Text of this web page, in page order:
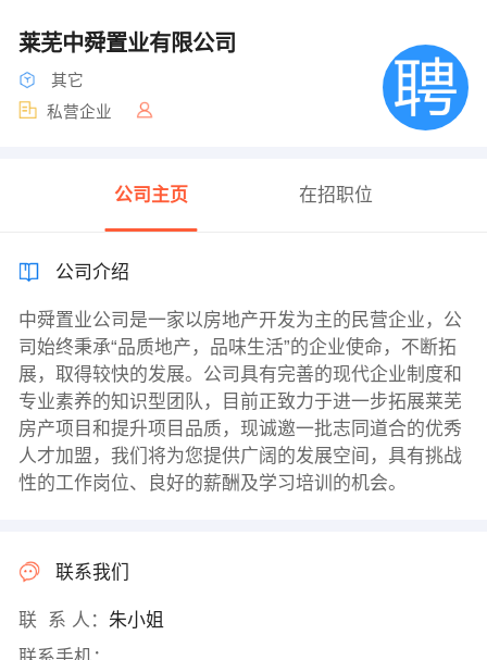
莱芜中舜置业有限公司
其它
私营企业
公司主页 在招职位
公司介绍
中舜置业公司是一家以房地产开发为主的民营企业，公
司始终秉承“品质地产，品味生活”的企业使命，不断拓
展，取得较快的发展。公司具有完善的现代企业制度和
专业素养的知识型团队，目前正致力于进一步拓展莱芜
房产项目和提升项目品质，现诚邀一批志同道合的优秀
人才加盟，我们将为您提供广阔的发展空间，具有挑战
性的工作岗位、良好的薪酬及学习培训的机会。
联系我们
联 系 人： 朱小姐